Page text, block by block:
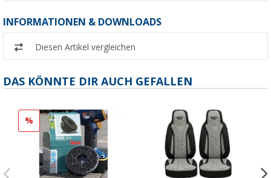
INFORMATIONEN & DOWNLOADS
Diesen Artikel vergleichen
DAS KÖNNTE DIR AUCH GEFALLEN
%